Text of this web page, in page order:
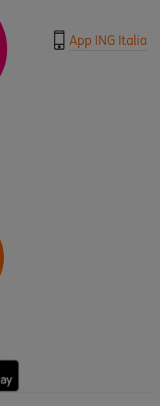
App ING Italia